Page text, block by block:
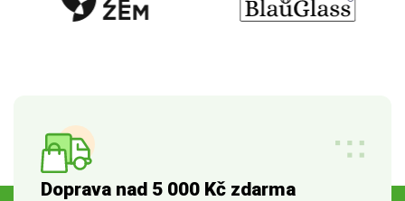
Doprava nad 5 000 Kč zdarma